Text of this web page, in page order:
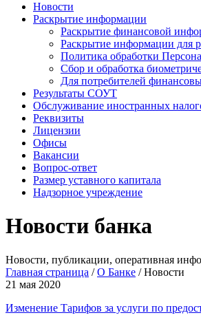
Новости
Раскрытие информации
Раскрытие финансовой
Раскрытие информации для
Политика обработки
Сбор и обработка
Для потребителей
Результаты СОУТ
Обслуживание иностранных
Реквизиты
Лицензии
Офисы
Вакансии
Вопрос-ответ
Размер уставного капитала
Надзорное учреждение
Новости банка
Новости, публикации, оперативная
Главная страница /О Банке /Новости
21 мая 2020
Изменение Тарифов за услуги по